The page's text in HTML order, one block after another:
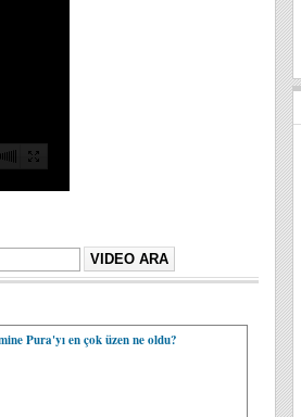
Pura'yı en çok üzen ne oldu?